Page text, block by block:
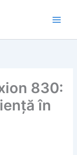
830:
în